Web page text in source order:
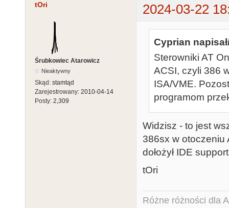
tOri 2024-03-22
Śrubkowiec Atarowicz
Nieaktywny
Skąd: stamtąd
Zarejestrowany: 2010-04-14
Posty: 2,309
Cyprian
Sterowniki AT
ACSI, czyli 386
ISA/VME.
programom
Widzisz - to jest
386sx w otoczeniu
dołożył IDE support
tOri
Różne różności dla